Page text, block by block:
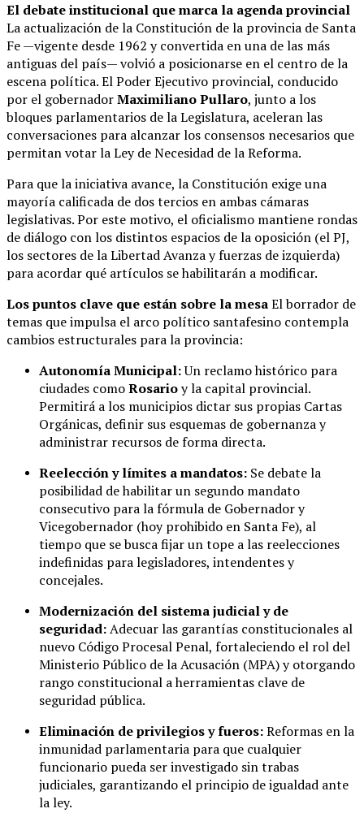
El debate institucional que marca la agenda provincial
La actualización de la Constitución de la provincia de Santa
Fe —vigente desde 1962 y convertida en una de las más
antiguas del país— volvió a posicionarse en el centro de la
escena política. El Poder Ejecutivo provincial, conducido
por el gobernadorMaximiliano Pullaro, junto a los
bloques parlamentarios de la Legislatura, aceleran las
conversaciones para alcanzar los consensos necesarios que
permitan votar la Ley de Necesidad de la Reforma.
Para que la iniciativa avance, la Constitución exige una
mayoría calificada de dos tercios en ambas cámaras
legislativas. Por este motivo, el oficialismo mantiene rondas
de diálogo con los distintos espacios de la oposición (el PJ,
los sectores de la Libertad Avanza y fuerzas de izquierda)
para acordar qué artículos se habilitarán a modificar.
Los puntos clave que están sobre la mesaEl borrador de
temas que impulsa el arco político santafesino contempla
cambios estructurales para la provincia:
Autonomía Municipal:Un reclamo histórico para
ciudades comoRosarioy la capital provincial.
Permitirá a los municipios dictar sus propias Cartas
Orgánicas, definir sus esquemas de gobernanza y
administrar recursos de forma directa.
Reelección y límites a mandatos: Se debate la
posibilidad de habilitar un segundo mandato
consecutivo para la fórmula de Gobernador y
Vicegobernador (hoy prohibido en Santa Fe), al
tiempo que se busca fijar un tope a las reelecciones
indefinidas para legisladores, intendentes y
concejales.
Modernización del sistema judicial y de
seguridad:Adecuar las garantías constitucionales al
nuevo Código Procesal Penal, fortaleciendo el rol del
Ministerio Público de la Acusación (MPA) y otorgando
rango constitucional a herramientas clave de
seguridad pública.
Eliminación de privilegios y fueros:Reformas en la
inmunidad parlamentaria para que cualquier
funcionario pueda ser investigado sin trabas
judiciales, garantizando el principio de igualdad ante
la ley.